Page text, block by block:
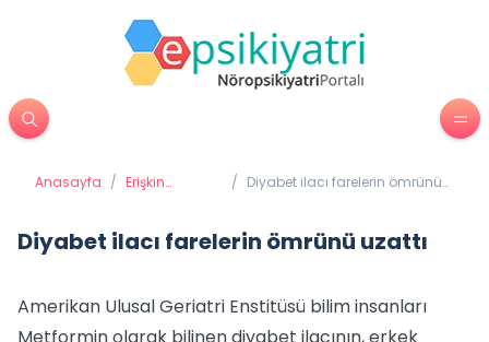
Anasayfa / Erişkin
/ Diyabet ilacı farelerin ömrünü
Diyabet ilacı farelerin ömrünü uzattı
Amerikan Ulusal Geriatri Enstitüsü bilim insanları